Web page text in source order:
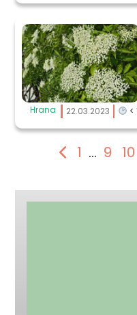
Hrana 22.03.2023 <
1 … 9 10